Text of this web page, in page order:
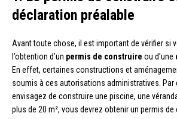
déclaration préalable
Avant toute chose, il est important de vérifier si
l’obtention d’un permis de construire ou d’une
En effet, certaines constructions et
soumis à ces autorisations administratives. Par
envisagez de construire une piscine, une
plus de 20 m², vous devrez obtenir un permis